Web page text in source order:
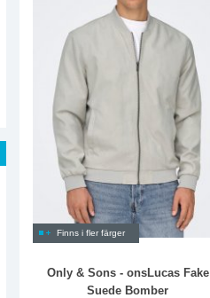
Finns i fler färger
Only & Sons - onsLucas Fake
Suede Bomber